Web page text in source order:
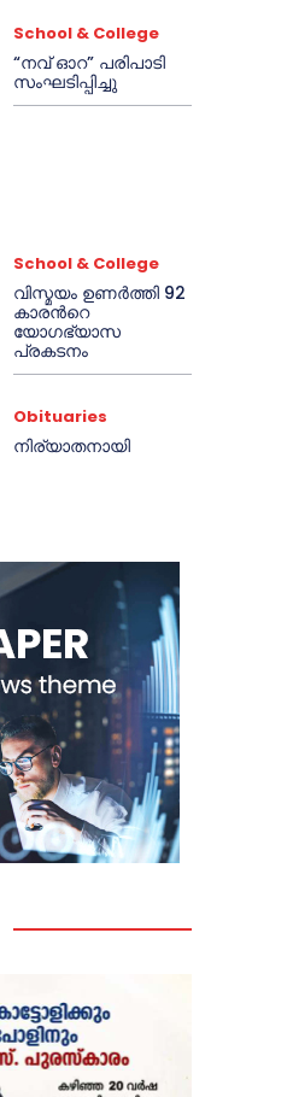
School & College
“നവ് ഓറ” പരിപാടി
സംഘടിപ്പിച്ചു
School & College
വിസ്മയം ഉണർത്തി 92
കാരൻറെ
യോഗഭ്യാസ
പ്രകടനം
Obituaries
നിര്യാതനായി